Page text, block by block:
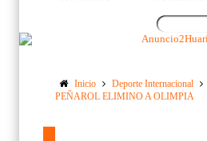
Inicio Deporte Internacional
PEÑAROL ELIMINO A OLIMPIA